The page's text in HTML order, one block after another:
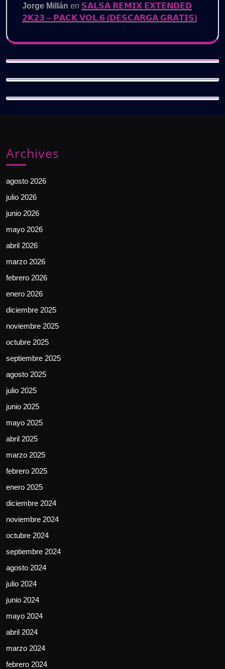
Jorge Millán en 𝗦𝗔𝗟𝗦𝗔 𝗥𝗘𝗠𝗜𝗫 𝗘𝗫𝗧𝗘𝗡𝗗𝗘𝗗
𝟮𝗞𝟮𝟯 – 𝗣𝗔𝗖𝗞 𝗩𝗢𝗟.𝟲 (𝗗𝗘𝗦𝗖𝗔𝗥𝗚𝗔 𝗚𝗥𝗔𝗧𝗜𝗦)
Archives
agosto 2026
julio 2026
junio 2026
mayo 2026
abril 2026
marzo 2026
febrero 2026
enero 2026
diciembre 2025
noviembre 2025
octubre 2025
septiembre 2025
agosto 2025
julio 2025
junio 2025
mayo 2025
abril 2025
marzo 2025
febrero 2025
enero 2025
diciembre 2024
noviembre 2024
octubre 2024
septiembre 2024
agosto 2024
julio 2024
junio 2024
mayo 2024
abril 2024
marzo 2024
febrero 2024